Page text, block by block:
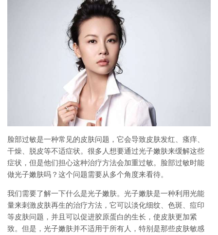
脸部过敏是一种常见的皮肤问题，它会导致皮肤发红、瘙痒、
干燥、脱皮等不适症状。很多人想要通过光子嫩肤来缓解这些
症状，但是他们担心这种治疗方法会加重过敏。脸部过敏时能
做光子嫩肤吗？这个问题需要从多个角度来看待。
我们需要了解一下什么是光子嫩肤。光子嫩肤是一种利用光能
量来刺激皮肤再生的治疗方法，它可以淡化细纹、色斑、痘印
等皮肤问题，并且可以促进胶原蛋白的生长，使皮肤更加紧
致。但是，光子嫩肤并不适用于所有人，特别是那些皮肤敏感